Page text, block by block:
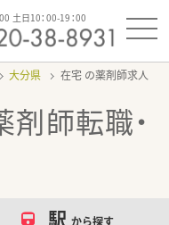
土日10：00-19：00
大分県 在宅
剤師転職・
駅 から探す